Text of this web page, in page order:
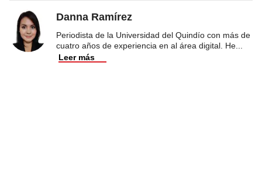
Danna Ramírez
Periodista de la Universidad del Quindío con más de
cuatro años de experiencia en al área digital. He
Leer más